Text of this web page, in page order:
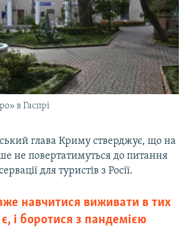
в Гаспрі
глава Криму стверджує, що на
не повертатимуться до питання
для туристів з Росії.
навчитися виживати в тих
і боротися з пандемією